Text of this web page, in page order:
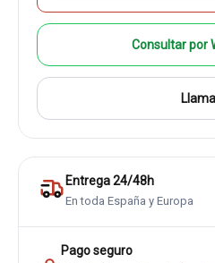
Consultar por
Entrega 24/48h
En toda España y Europa
Pago seguro